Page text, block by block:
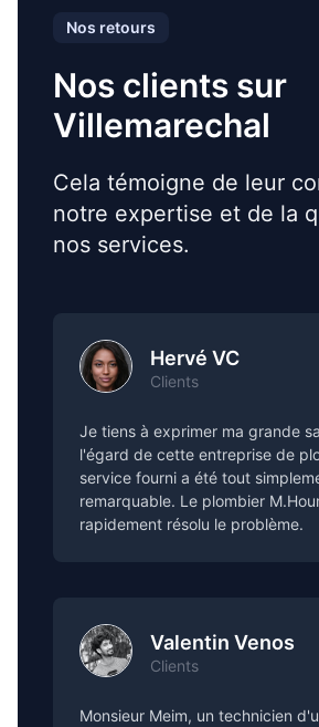
Nos retours
Nos clients sur
Villemarechal
Cela témoigne de leur
notre expertise et de la
nos services.
Hervé VC
Clients
Je tiens à exprimer ma grande
l'égard de cette entreprise de
service fourni a été tout
remarquable. Le plombier
rapidement résolu le problème.
Valentin Venos
Clients
Monsieur Meim, un technicien